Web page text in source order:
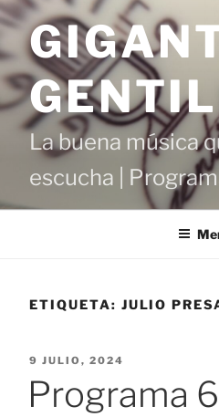
Saltar
contenido
La buena música
escucha |
ETIQUETA: JULIO
PUBLICADO
9 JULIO, 2024
Programa